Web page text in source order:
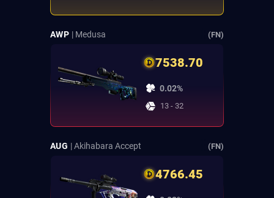
AWP | Medusa (FN)
7538.70
0.02%
13 - 32
AUG | Akihabara Accept (FN)
4766.45